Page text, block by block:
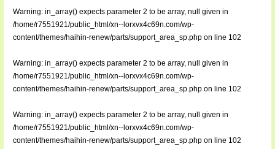
Warning: in_array() expects parameter 2 to be array, null given in
/home/r7551921/public_html/xn--lorxvx4c69n.com/wp-
content/themes/haihin-renew/parts/support_area_sp.phpon line 102
Warning: in_array() expects parameter 2 to be array, null given in
/home/r7551921/public_html/xn--lorxvx4c69n.com/wp-
content/themes/haihin-renew/parts/support_area_sp.phpon line 102
Warning: in_array() expects parameter 2 to be array, null given in
/home/r7551921/public_html/xn--lorxvx4c69n.com/wp-
content/themes/haihin-renew/parts/support_area_sp.phpon line 102